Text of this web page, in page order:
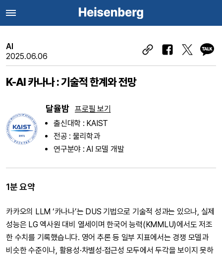
AI
2025.06.06
K-AI 카나나 : 기술적 한계와 전망
달율밤 프로필 보기
출신대학 : KAIST
전공 : 물리학과
연구분야 : AI 모델 개발
1분 요약
카카오의 LLM ‘카나나’는 DUS 기법으로 기술적 성과는 있으나, 실제
성능은 LG 엑사원 대비 열세이며 한국어 능력(KMMLU)에서도 저조
한 수치를 기록했습니다. 영어 추론 등 일부 지표에서는 경쟁 모델과
비슷한 수준이나, 활용성·차별성·접근성 모두에서 두각을 보이지 못하